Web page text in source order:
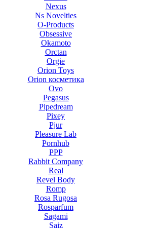
Nexus
Ns Novelties
O-Products
Obsessive
Okamoto
Orctan
Orgie
Orion Toys
Orion косметика
Ovo
Pegasus
Pipedream
Pixey
Pjur
Pleasure Lab
Pornhub
PPP
Rabbit Company
Real
Revel Body
Romp
Rosa Rugosa
Rosparfum
Sagami
Saiz